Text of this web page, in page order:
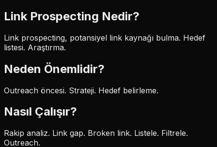
Link Prospecting Nedir?
Link prospecting, potansiyel link kaynağı bulma. Hedef
listesi. Araştırma.
Neden Önemlidir?
Outreach öncesi. Strateji. Hedef belirleme.
Nasıl Çalışır?
Rakip analiz. Link gap. Broken link. Listele. Filtrele.
Outreach.